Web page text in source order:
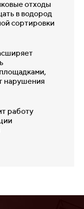
отходы
в водород
сортировки
нарушения
работу